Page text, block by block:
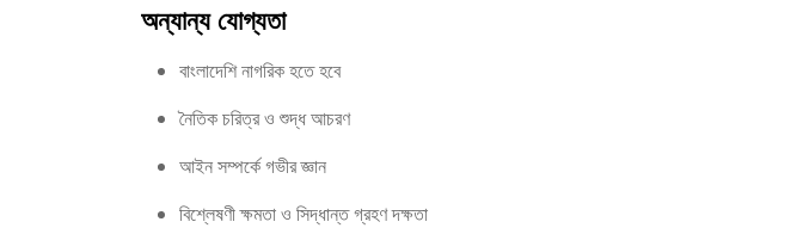
অন্যান্য যোগ্যতা
বাংলাদেশি নাগরিক হতে হবে
নৈতিক চরিত্র ও শুদ্ধ আচরণ
আইন সম্পর্কে গভীর জ্ঞান
বিশ্লেষণী ক্ষমতা ও সিদ্ধান্ত গ্রহণ দক্ষতা